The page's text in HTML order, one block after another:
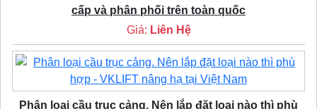
cấp và phân phối trên toàn quốc
Giá: Liên Hệ
Phân loại cầu trục cảng. Nên lắp đặt loại nào thì phù